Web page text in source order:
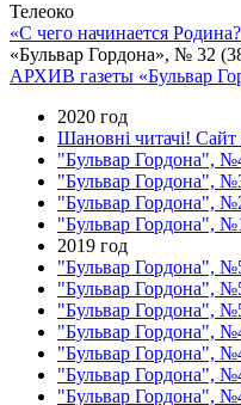
Телеоко
«С чего начинается
«Бульвар Гордона», № 32
АРХИВ газеты «Бульвар
2020 год
Шановні читачі! Сайт
"Бульвар Гордона",
"Бульвар Гордона",
"Бульвар Гордона",
"Бульвар Гордона",
2019 год
"Бульвар Гордона",
"Бульвар Гордона",
"Бульвар Гордона",
"Бульвар Гордона",
"Бульвар Гордона",
"Бульвар Гордона",
"Бульвар Гордона",